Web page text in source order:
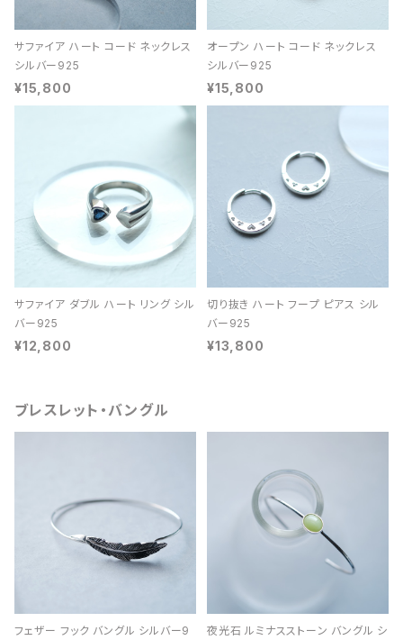
サファイア ハート コード ネックレス
シルバー925
¥15,800
オープン ハート コード ネックレス
シルバー925
¥15,800
サファイア ダブル ハート リング シル
バー925
¥12,800
切り抜き ハート フープ ピアス シル
バー925
¥13,800
ブレスレット・バングル
フェザー フック バングル シルバー9
夜光石 ルミナスストーン バングル シ